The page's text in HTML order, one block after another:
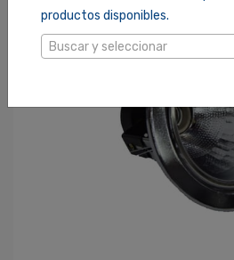
productos disponibles.
Buscar y seleccionar